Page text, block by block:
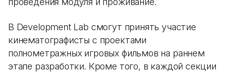
В Development Lab смогут принять участие
кинематографисты с проектами
полнометражных игровых фильмов на раннем
этапе разработки. Кроме того, в каждой секции